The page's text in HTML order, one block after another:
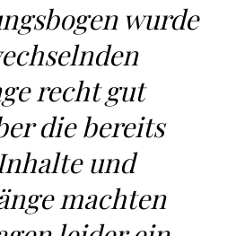
wurde
recht gut
die bereits
und
machten